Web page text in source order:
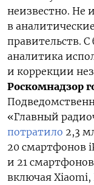
неизвестно. Не
в
правительств.
аналитика
и коррекции
Роскомнадзор
«Главный
потратило 2,3
20 смартфонов
и 21
включая Xiaomi,